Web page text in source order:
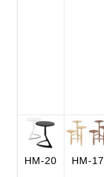
HM-20 HM-17